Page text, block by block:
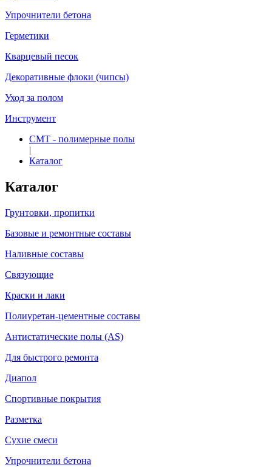
Упрочнители бетона
Герметики
Кварцевый песок
Декоративные флоки (чипсы)
Уход за полом
Инструмент
СМТ - полимерные полы
|
Каталог
Каталог
Грунтовки, пропитки
Базовые и ремонтные составы
Наливные составы
Связующие
Краски и лаки
Полиуретан-цементные составы
Антистатические полы (AS)
Для быстрого ремонта
Диапол
Спортивные покрытия
Разметка
Сухие смеси
Упрочнители бетона